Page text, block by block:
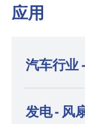
应用
汽车行业
尺寸：
发电 - 风